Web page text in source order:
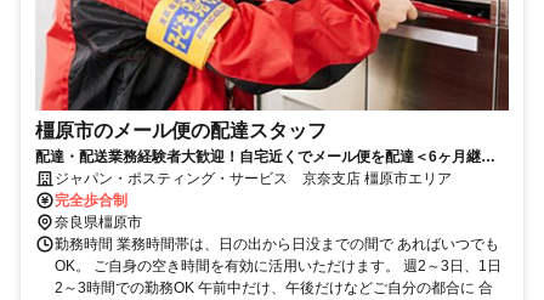
橿原市のメール便の配達スタッフ
配達・配送業務経験者大歓迎！自宅近くでメール便を配達＜6ヶ月継続
勤務で合計2万円のプチボーナス＞
ジャパン・ポスティング・サービス 京奈支店 橿原市エリア
完全歩合制
奈良県橿原市
勤務時間 業務時間帯は、日の出から日没までの間で あればいつでも
OK。 ご自身の空き時間を有効に活用いただけます。 週2～3日、1日
2～3時間での勤務OK 午前中だけ、午後だけなどご自分の都合に 合